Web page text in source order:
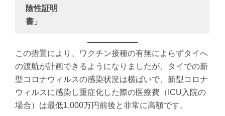
陰性証明
書」
この措置により、ワクチン接種の有無によらずタイへ
の渡航が計画できるようになりましたが、タイでの新
型コロナウィルスの感染状況は横ばいで、新型コロナ
ウィルスに感染し重症化した際の医療費（ICU入院の
場合）は最低1,000万円前後と非常に高額です。